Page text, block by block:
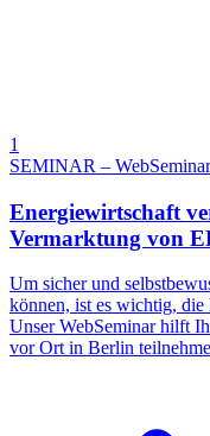
1
SEMINAR – WebSeminar
Energiewirtschaft
Vermarktung von
Um sicher und
können, ist es wichtig, die
Unser WebSeminar hilft
vor Ort in Berlin